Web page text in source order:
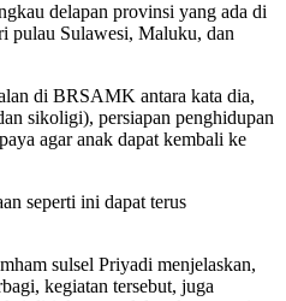
delapan provinsi yang ada di
pulau Sulawesi, Maluku, dan
di BRSAMK antara kata dia,
sikoligi), persiapan penghidupan
agar anak dapat kembali ke
seperti ini dapat terus
sulsel Priyadi menjelaskan,
kegiatan tersebut, juga